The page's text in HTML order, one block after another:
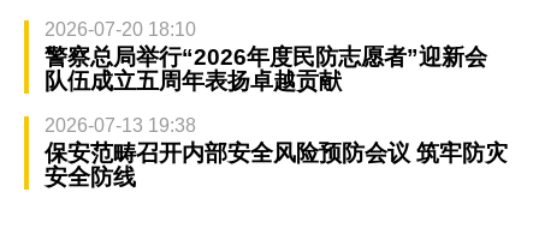
2026-07-20 18:10
警察总局举行“2026年度民防志愿者”迎新会
队伍成立五周年表扬卓越贡献
2026-07-13 19:38
保安范畴召开内部安全风险预防会议 筑牢防灾
安全防线